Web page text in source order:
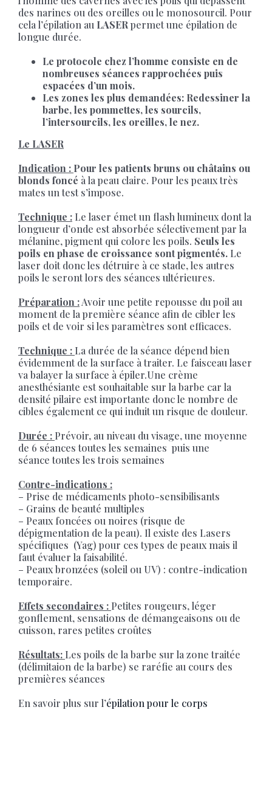
des narines ou des oreilles ou le monosourcil. Pour
cela l’épilation au LASER permet une épilation de
longue durée.
Le protocole chez l’homme consiste en de
nombreuses séances rapprochées puis
espacées d’un mois.
Les zones les plus demandées: Redessiner la
barbe, les pommettes, les sourcils,
l’intersourcils, les oreilles, le nez.
Le LASER
Indication : Pour les patients bruns ou châtains ou
blonds foncé à la peau claire. Pour les peaux très
mates un test s’impose.
Technique : Le laser émet un flash lumineux dont la
longueur d’onde est absorbée sélectivement par la
mélanine, pigment qui colore les poils. Seuls les
poils en phase de croissance sont pigmentés. Le
laser doit donc les détruire à ce stade, les autres
poils le seront lors des séances ultérieures.
Préparation :Avoir une petite repousse du poil au
moment de la première séance afin de cibler les
poils et de voir si les paramètres sont efficaces.
Technique : La durée de la séance dépend bien
évidemment de la surface à traiter. Le faisceau laser
va balayer la surface à épiler.Une crème
anesthésiante est souhaitable sur la barbe car la
densité pilaire est importante donc le nombre de
cibles également ce qui induit un risque de douleur.
Durée : Prévoir, au niveau du visage, une moyenne
de 6 séances toutes les semaines puis une
séance toutes les trois semaines
Contre-indications :
– Prise de médicaments photo-sensibilisants
– Grains de beauté multiples
– Peaux foncées ou noires (risque de
dépigmentation de la peau). Il existe des Lasers
spécifiques (Yag) pour ces types de peaux mais il
faut évaluer la faisabilité.
– Peaux bronzées (soleil ou UV) : contre-indication
temporaire.
Effets secondaires : Petites rougeurs, léger
gonflement, sensations de démangeaisons ou de
cuisson, rares petites croûtes
Résultats: Les poils de la barbe sur la zone traitée
(délimitaion de la barbe) se raréfie au cours des
premières séances
En savoir plus sur l’épilation pour le corps